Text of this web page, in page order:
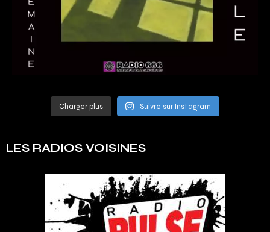
Charger plus Suivre sur Instagram
LES RADIOS VOISINES